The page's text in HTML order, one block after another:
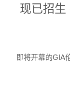
现已招生
即将开幕的GIA